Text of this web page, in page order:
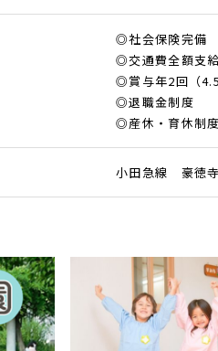
◎社会保険完備
◎交通費全額支給
◎賞与年2回（4.5
◎退職金制度
◎産休・育休制
小田急線 豪徳